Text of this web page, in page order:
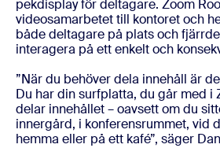
pekdisplay för deltagare. Zoom
videosamarbetet till kontoret och
både deltagare på plats och
interagera på ett enkelt och
”När du behöver dela innehåll är
Du har din surfplatta, du går med i
delar innehållet – oavsett om du
innergård, i konferensrummet, vid
hemma eller på ett kafé”, säger